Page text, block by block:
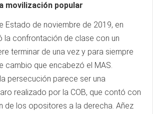
movilización popular
Estado de noviembre de 2019, en
la confrontación de clase con un
terminar de una vez y para siempre
cambio que encabezó el MAS.
persecución parece ser una
realizado por la COB, que contó con
de los opositores a la derecha. Añez